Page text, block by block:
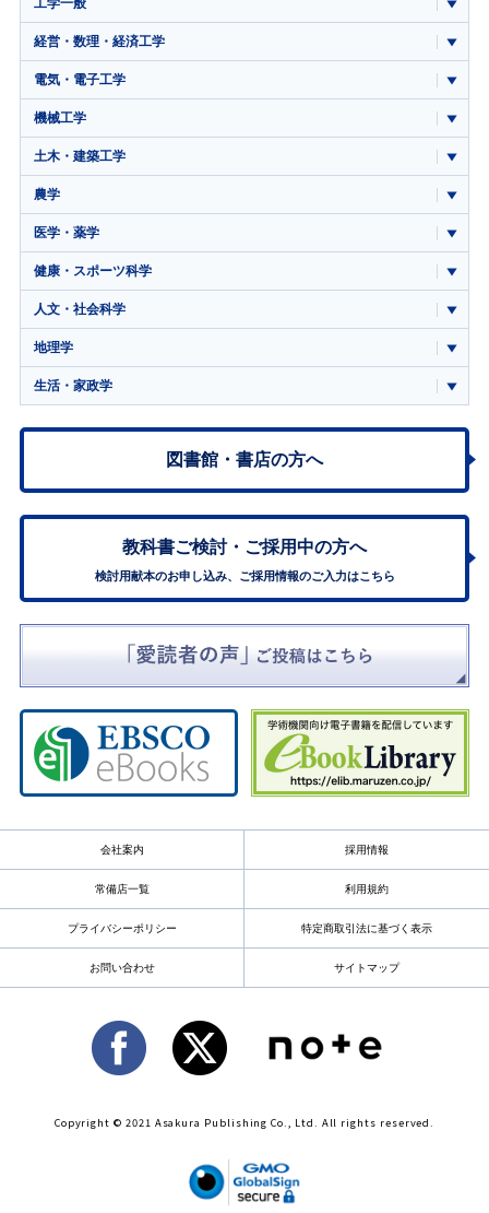
工学一般
経営・数理・経済工学
電気・電子工学
機械工学
土木・建築工学
農学
医学・薬学
健康・スポーツ科学
人文・社会科学
地理学
生活・家政学
図書館・書店の方へ
教科書ご検討・ ご採用中の方へ
検討用献本のお申し込み、ご採用情報のご入力はこちら
会社案内 採用情報
常備店一覧 利用規約
プライバシーポリシー 特定商取引法に基づく表示
お問い合わせ サイトマップ
Copyright © 2021 Asakura Publishing Co., Ltd. All rights reserved.